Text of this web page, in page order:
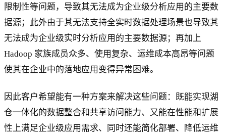
限制性等问题，导致其无法成为企业级分析应用的主要数
据源；此外由于其无法支持全实时数据处理场景也导致其
无法成为企业级实时分析应用的主要数据源；再加上
Hadoop 家族成员众多、使用复杂、运维成本高昂等问题
使其在企业中的落地应用变得异常困难。
因此客户希望能有一种方案来解决这些问题：既能实现湖
仓一体化的数据整合和共享访问能力、又能在性能和扩展
性上满足企业级应用需求、同时还能简化部署、降低运维